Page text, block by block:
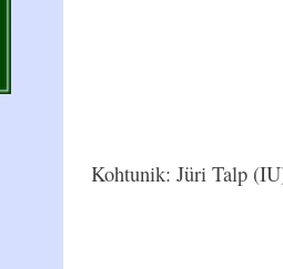
Kohtunik: Jüri Talp